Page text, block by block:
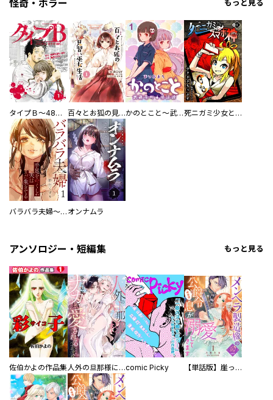
怪奇・ホラー もっと見る
タイプＢ～48時間後、致死率100％～【単話】 百々とお狐の見習い巫女生活【単行本版】 かのとこと～武蔵花町怪話譚～ 【連載版】 死ニガミ少女とスマホ神
バラバラ夫婦～手足をなくした夫はまだ生きてる オンナムラ
アンソロジー・短編集 もっと見る
佐伯かよの作品集 人外の旦那様に娶られ毎晩ナカまで愛される…。アンソロジーcomic Picky 【単話版】崖っぷち令嬢ですが、意地と策略で幸せになります！シリーズ